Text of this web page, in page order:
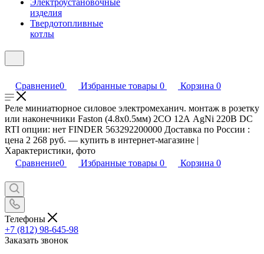
Электроустановочные
изделия
Твердотопливные
котлы
Сравнение0 Избранные товары 0 Корзина 0
Реле миниатюрное силовое электромеханич. монтаж в розетку
или наконечники Faston (4.8х0.5мм) 2CO 12А AgNi 220В DC
RTI опции: нет FINDER 563292200000 Доставка по России :
цена 2 268 руб. — купить в интернет-магазине |
Характеристики, фото
Сравнение0 Избранные товары 0 Корзина 0
Телефоны
+7 (812) 98-645-98
Заказать звонок